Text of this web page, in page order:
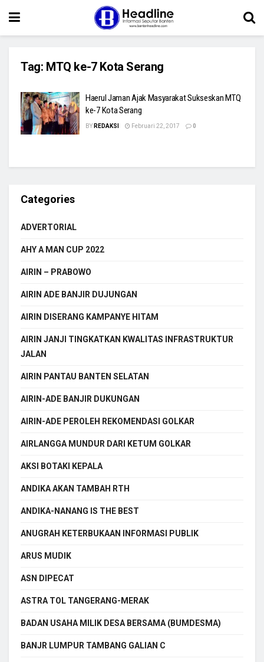
Tag: MTQ ke-7 Kota Serang
Haerul Jaman Ajak Masyarakat Sukseskan MTQ
ke-7 Kota Serang
BY REDAKSI Februari 22, 2017 0
Categories
ADVERTORIAL
AHY A MAN CUP 2022
AIRIN – PRABOWO
AIRIN ADE BANJIR DUJUNGAN
AIRIN DISERANG KAMPANYE HITAM
AIRIN JANJI TINGKATKAN KWALITAS INFRASTRUKTUR
JALAN
AIRIN PANTAU BANTEN SELATAN
AIRIN-ADE BANJIR DUKUNGAN
AIRIN-ADE PEROLEH REKOMENDASI GOLKAR
AIRLANGGA MUNDUR DARI KETUM GOLKAR
AKSI BOTAKI KEPALA
ANDIKA AKAN TAMBAH RTH
ANDIKA-NANANG IS THE BEST
ANUGRAH KETERBUKAAN INFORMASI PUBLIK
ARUS MUDIK
ASN DIPECAT
ASTRA TOL TANGERANG-MERAK
BADAN USAHA MILIK DESA BERSAMA (BUMDESMA)
BANJR LUMPUR TAMBANG GALIAN C